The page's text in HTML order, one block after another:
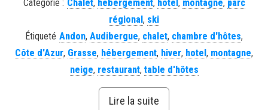
Catégorie : Chalet, hébergement, hotel, montagne, parc
régional, ski
Étiqueté Andon, Audibergue, chalet, chambre d'hôtes,
Côte d'Azur, Grasse, hébergement, hiver, hotel, montagne,
neige, restaurant, table d'hôtes
Lire la suite